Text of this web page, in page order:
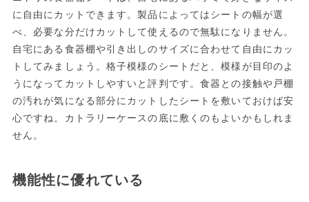
に自由にカットできます。製品によってはシートの幅が選
べ、必要な分だけカットして使えるので無駄になりません。
自宅にある食器棚や引き出しのサイズに合わせて自由にカッ
トしてみましょう。格子模様のシートだと、模様が目印のよ
うになってカットしやすいと評判です。食器との接触や戸棚
の汚れが気になる部分にカットしたシートを敷いておけば安
心ですね。カトラリーケースの底に敷くのもよいかもしれま
せん。
機能性に優れている